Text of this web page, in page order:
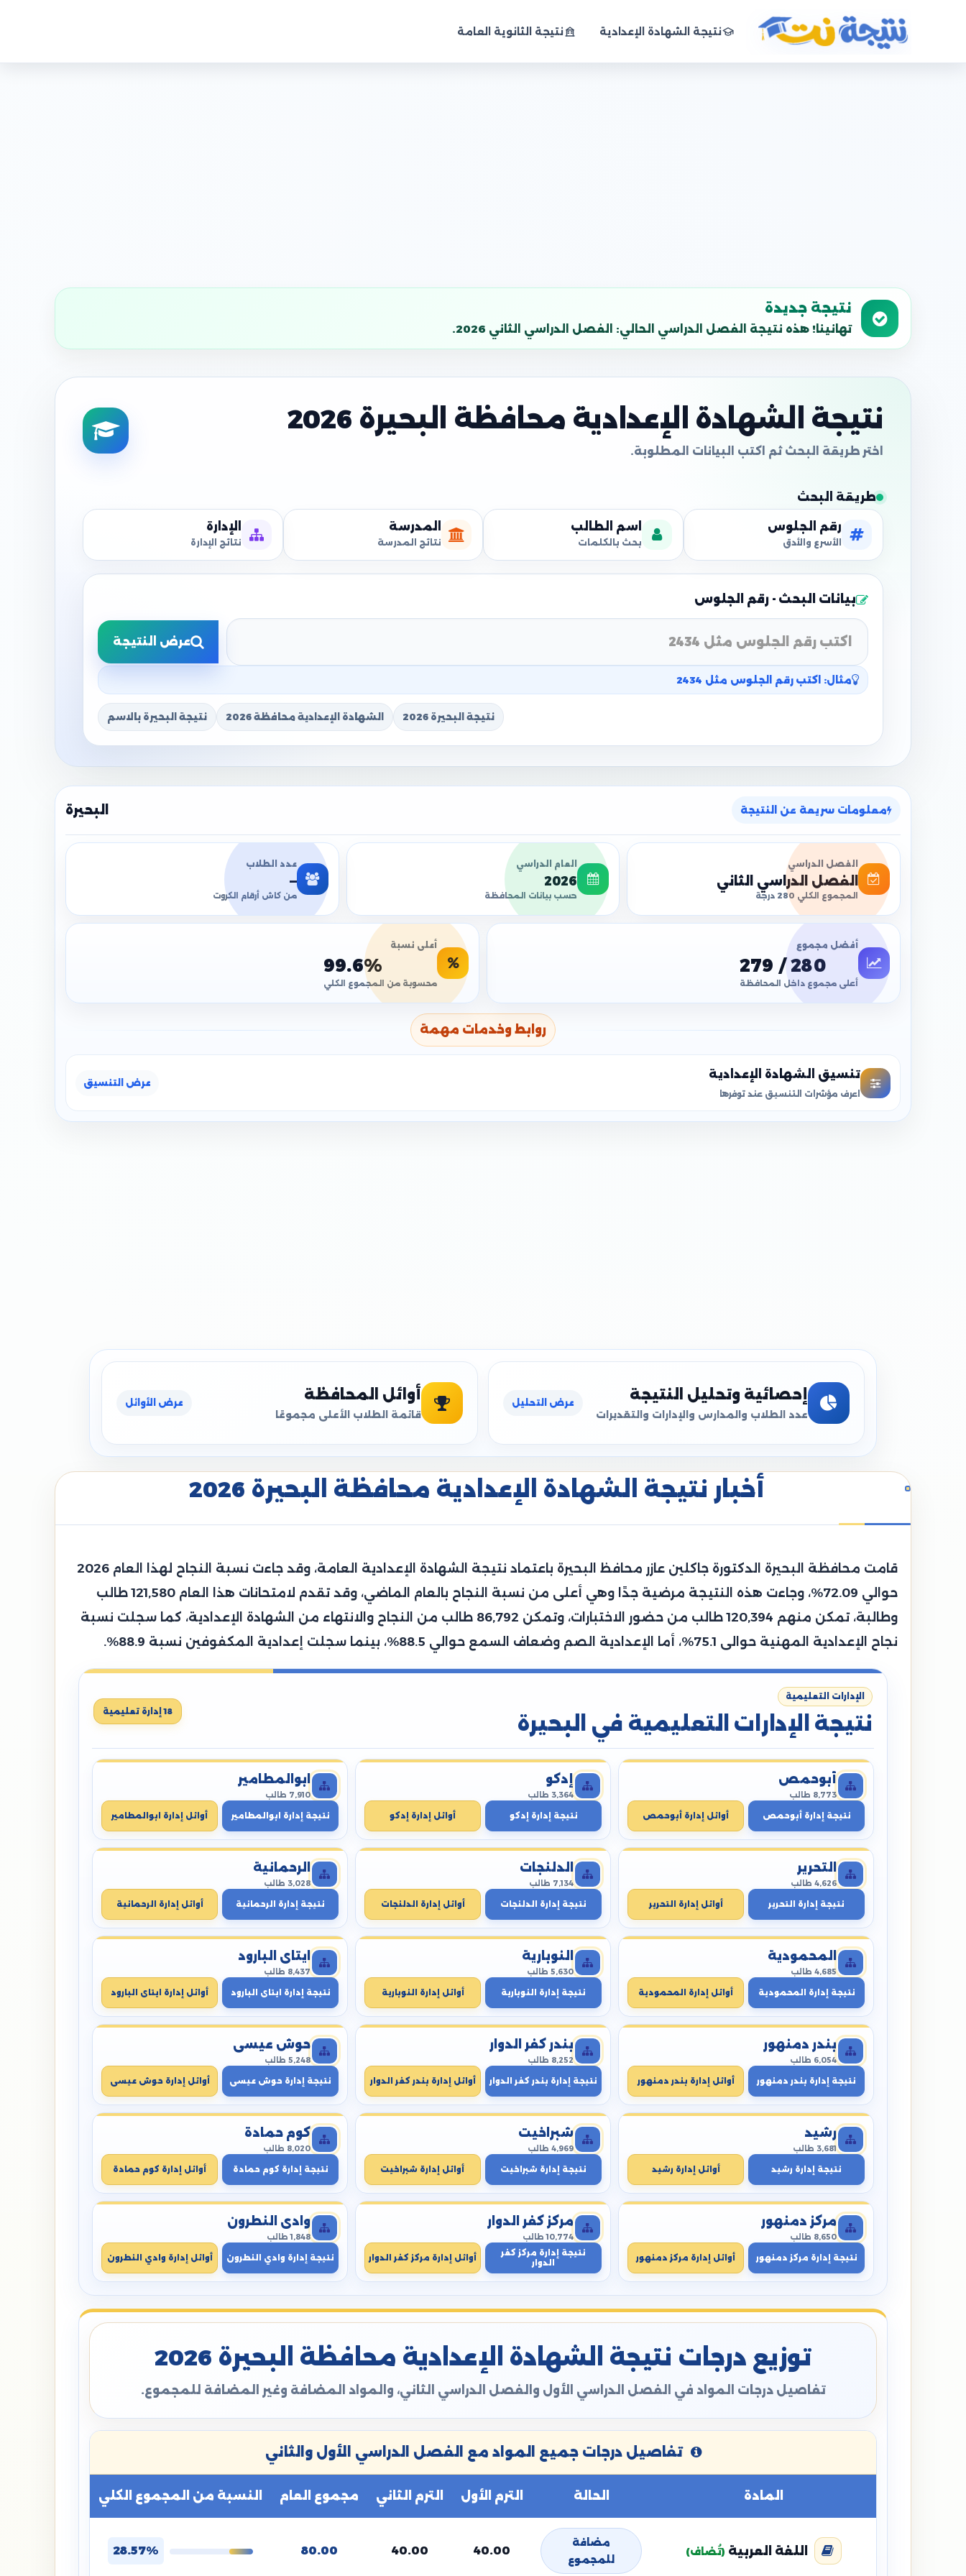
نتيجة نت
نتيجة الشهادة الإعدادية نتيجة الثانوية العامة
نتيجة جديدة
تهانينا! هذه نتيجة الفصل الدراسي الحالي: الفصل الدراسي الثاني 2026.
نتيجة الشهادة الإعدادية محافظة البحيرة 2026
طريقة البحث
رقم الجلوس
الأسرع والأدق
اسم الطالب
بحث بالكلمات
المدرسة
نتائج المدرسة
الإدارة
نتائج الإدارة
بيانات البحث - رقم الجلوس
عرض النتيجة
مثال: اكتب رقم الجلوس مثل 2434
نتيجة البحيرة 2026 الشهادة الإعدادية محافظة 2026 نتيجة البحيرة بالاسم
معلومات سريعة عن النتيجة البحيرة
الفصل الدراسي
الفصل الدراسي الثاني
المجموع الكلي 280 درجة
العام الدراسي
2026
حسب بيانات المحافظة
عدد الطلاب
—
من كاش أرقام الكروت
أفضل مجموع
279 / 280
أعلى مجموع داخل المحافظة
أعلى نسبة
99.6%
محسوبة من المجموع الكلي
روابط وخدمات مهمة
تنسيق الشهادة الإعدادية
اعرف مؤشرات التنسيق عند توفرها
عرض التنسيق
إحصائية وتحليل النتيجة
عدد الطلاب والمدارس والإدارات والتقديرات
عرض التحليل أوائل المحافظة
قائمة الطلاب الأعلى مجموعًا
عرض الأوائل
أخبار نتيجة الشهادة الإعدادية محافظة البحيرة 2026
قامت محافظة البحيرة الدكتورة جاكلين عازر محافظ البحيرة باعتماد نتيجة الشهادة الإعدادية العامة، وقد جاءت نسبة النجاح لهذا العام 2026
حوالي 72.09%، وجاءت هذه النتيجة مرضية جدًا وهي أعلى من نسبة النجاح بالعام الماضي، وقد تقدم لامتحانات هذا العام 121,580 طالب
وطالبة، تمكن منهم 120,394 طالب من حضور الاختبارات، وتمكن 86,792 طالب من النجاح والانتهاء من الشهادة الإعدادية، كما سجلت نسبة
نجاح الإعدادية المهنية حوالى 75.1%، أما الإعدادية الصم وضعاف السمع حوالي 88.5%، بينما سجلت إعدادية المكفوفين نسبة 88.9%.
الإدارات التعليمية
نتيجة الإدارات التعليمية في البحيرة
18 إدارة تعليمية
أبوحمص
8,773 طالب
نتيجة إدارة أبوحمص أوائل إدارة أبوحمص
إدكو
3,364 طالب
نتيجة إدارة إدكو أوائل إدارة إدكو
ابوالمطامير
7,910 طالب
نتيجة إدارة ابوالمطامير أوائل إدارة ابوالمطامير
التحرير
4,626 طالب
نتيجة إدارة التحرير أوائل إدارة التحرير
الدلنجات
7,134 طالب
نتيجة إدارة الدلنجات أوائل إدارة الدلنجات
الرحمانية
3,028 طالب
نتيجة إدارة الرحمانية أوائل إدارة الرحمانية
المحمودية
4,685 طالب
نتيجة إدارة المحمودية أوائل إدارة المحمودية
النوبارية
5,630 طالب
نتيجة إدارة النوبارية أوائل إدارة النوبارية
ايتاى البارود
8,437 طالب
نتيجة إدارة ايتاى البارود أوائل إدارة ايتاى البارود
بندر دمنهور
6,054 طالب
نتيجة إدارة بندر دمنهور أوائل إدارة بندر دمنهور
بندر كفر الدوار
8,252 طالب
نتيجة إدارة بندر كفر الدوار أوائل إدارة بندر كفر الدوار
حوش عيسى
5,248 طالب
نتيجة إدارة حوش عيسى أوائل إدارة حوش عيسى
رشيد
3,681 طالب
نتيجة إدارة رشيد أوائل إدارة رشيد
شبراخيت
4,969 طالب
نتيجة إدارة شبراخيت أوائل إدارة شبراخيت
كوم حمادة
8,020 طالب
نتيجة إدارة كوم حمادة أوائل إدارة كوم حمادة
مركز دمنهور
8,650 طالب
نتيجة إدارة مركز دمنهور أوائل إدارة مركز دمنهور
مركز كفر الدوار
10,774 طالب
نتيجة إدارة مركز كفر
الدوار
أوائل إدارة مركز كفر الدوار
وادي النطرون
1,848 طالب
نتيجة إدارة وادي النطرون أوائل إدارة وادي النطرون
توزيع درجات نتيجة الشهادة الإعدادية محافظة البحيرة 2026
تفاصيل درجات المواد في الفصل الدراسي الأول والفصل الدراسي الثاني، والمواد المضافة وغير المضافة للمجموع.
تفاصيل درجات جميع المواد مع الفصل الدراسي الأول والثاني
المادة الحالة الترم الأول الترم الثاني مجموع العام النسبة من المجموع الكلي
اللغة العربية (تُضاف)
مضافة
للمجموع
40.00
40.00
80.00
28.57%